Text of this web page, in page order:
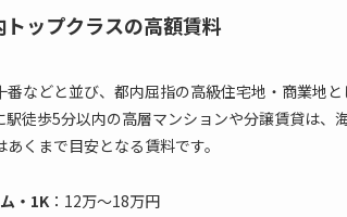
ップクラスの高額賃料
番などと並び、都内屈指の高級住宅地・商業地
駅徒歩5分以内の高層マンションや分譲賃貸は
あくまで目安となる賃料です。
・1K：12万～18万円